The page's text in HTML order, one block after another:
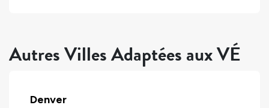
Autres Villes Adaptées aux VÉ
Denver